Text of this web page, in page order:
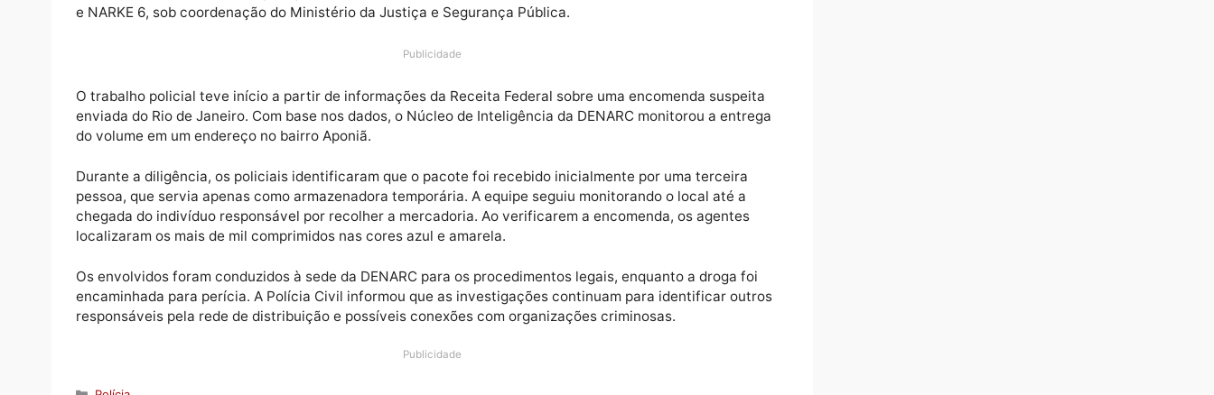
terça-feira (2) a apreensão de 1.046 comprimidos de substância sintética com características de MDMA, o
e NARKE 6, sob coordenação do Ministério da Justiça e Segurança Pública.
O trabalho policial teve início a partir de informações da Receita Federal sobre uma encomenda suspeita
enviada do Rio de Janeiro. Com base nos dados, o Núcleo de Inteligência da DENARC monitorou a entrega
do volume em um endereço no bairro Aponiã.
Durante a diligência, os policiais identificaram que o pacote foi recebido inicialmente por uma terceira
pessoa, que servia apenas como armazenadora temporária. A equipe seguiu monitorando o local até a
chegada do indivíduo responsável por recolher a mercadoria. Ao verificarem a encomenda, os agentes
localizaram os mais de mil comprimidos nas cores azul e amarela.